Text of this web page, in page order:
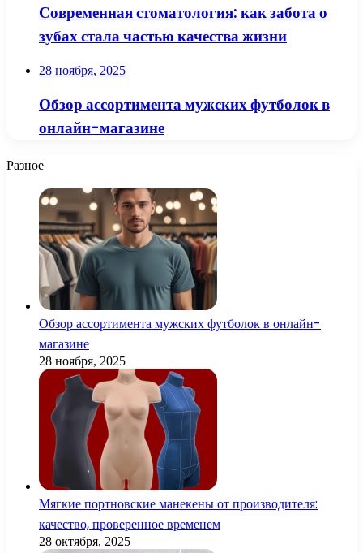
Современная стоматология: как забота о
зубах стала частью качества жизни
28 ноября, 2025
Обзор ассортимента мужских футболок в
онлайн-магазине
Разное
Обзор ассортимента мужских футболок в онлайн-
магазине
28 ноября, 2025
Мягкие портновские манекены от производителя:
качество, проверенное временем
28 октября, 2025